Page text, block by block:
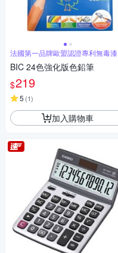
法國第一品牌歐盟認證專利無毒漆
BIC 24色強化版色鉛筆
$219
5 (1)
加入購物車